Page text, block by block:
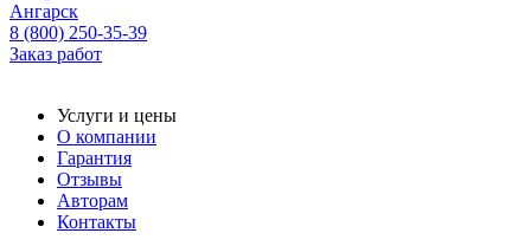
Ангарск
8 (800) 250-35-39
Заказ работ
Услуги и цены
О компании
Гарантия
Отзывы
Авторам
Контакты